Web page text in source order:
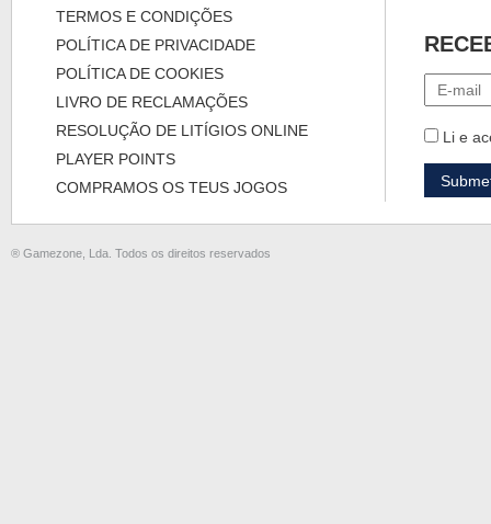
TERMOS E CONDIÇÕES
POLÍTICA DE PRIVACIDADE
POLÍTICA DE COOKIES
LIVRO DE RECLAMAÇÕES
RESOLUÇÃO DE LITÍGIOS ONLINE
PLAYER POINTS
COMPRAMOS OS TEUS JOGOS
Li e
® Gamezone, Lda. Todos os direitos reservados